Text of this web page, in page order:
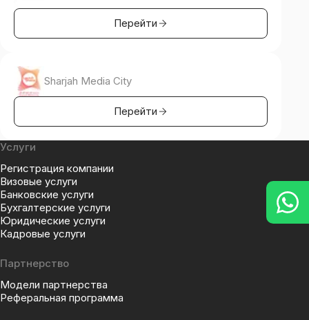
Перейти
Sharjah Media City
Перейти
Услуги
Регистрация компании
Визовые услуги
Банковские услуги
Бухгалтерские услуги
Юридические услуги
Кадровые услуги
Партнерство
Модели партнерства
Реферальная программа